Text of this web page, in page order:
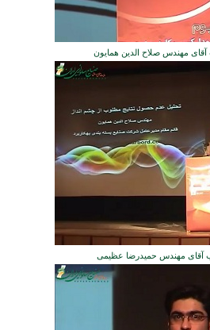
مهندس صلاح الدین همایون
آقای مهندس حمیدرضا عظیمی